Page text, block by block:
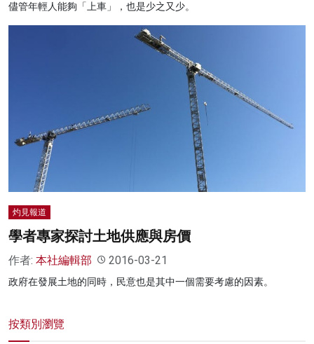
儘管年輕人能夠「上車」，也是少之又少。
灼見報道
學者專家探討土地供應與房價
作者: 本社編輯部 2016-03-21
政府在發展土地的同時，民意也是其中一個需要考慮的因素。
按類別瀏覽